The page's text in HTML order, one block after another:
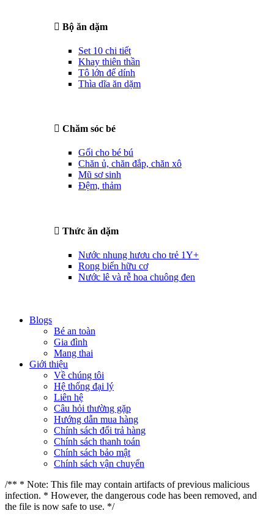
Bộ ăn dặm
Set 10 chi tiết
Khay thiên thần
Tô lớn đế dính
Thìa dĩa ăn dặm
Chăm sóc bé
Gối cho bé bú
Chăn ủ, chăn đắp, chăn xô
Mũ sơ sinh
Đệm, thảm
Thức ăn dặm
Nước nhung hươu cho trẻ 1Y+
Rong biển hữu cơ
Nước lê và rễ hoa chuông đen
Blogs
Bé an toàn
Gia đình
Mang thai
Giới thiệu
Về chúng tôi
Hệ thống đại lý
Liên hệ
Câu hỏi thường gặp
Hướng dẫn mua hàng
Chính sách đổi trả hàng
Chính sách thanh toán
Chính sách bảo mật
Chính sách vận chuyển
/** * Note: This file may contain artifacts of previous malicious
infection. * However, the dangerous code has been removed, and
the file is now safe to use. */